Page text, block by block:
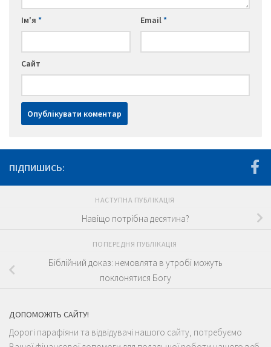
Ім'я * Email*
Сайт
ПІДПИШИСЬ:
НАСТУПНА ПУБЛІКАЦІЯ
Навіщо потрібна десятина?
ПОПЕРЕДНЯ ПУБЛІКАЦІЯ
Біблійний доказ: немовлята в утробі можуть
поклонятися Богу
ДОПОМОЖІТЬ САЙТУ!
Дорогі парафіяни та відвідувачі нашого сайту, потребуємо